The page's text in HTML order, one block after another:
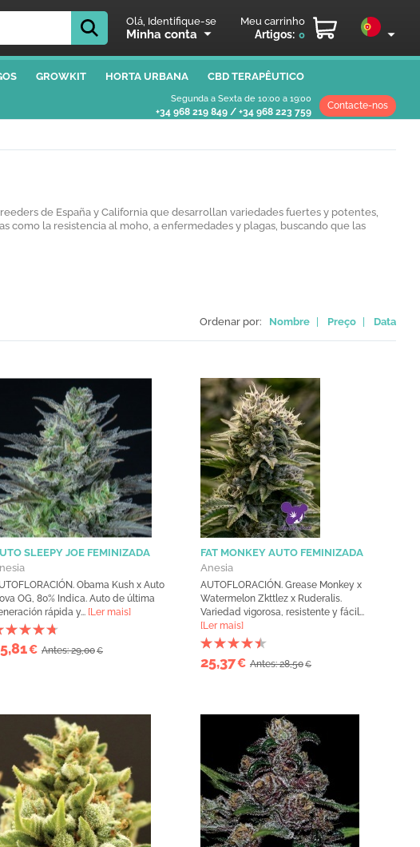
Olá, Identifique-se
Minha conta
Meu carrinho
Artigos: 0
GROWKIT HORTA URBANA CBD TERAPÊUTICO
Segunda a Sexta de 10:00 a 19:00
+34 968 219 849 / +34 968 223 759
Contacte-nos
de España y California que desarrollan variedades fuertes y potentes,
la resistencia al moho, a enfermedades y plagas, buscando que las
Ordenar por: Nombre Preço Data
SLEEPY JOE FEMINIZADA
Obama Kush x Auto
OG, 80% Indica. Auto de última
rápida y... [Ler mais]
€ Antes: 29,00€
FAT MONKEY AUTO FEMINIZADA
Anesia
AUTOFLORACIÓN. Grease Monkey x
Watermelon Zkttlez x Ruderalis.
Variedad vigorosa, resistente y fácil...
[Ler mais]
25,37€ Antes: 28,50€